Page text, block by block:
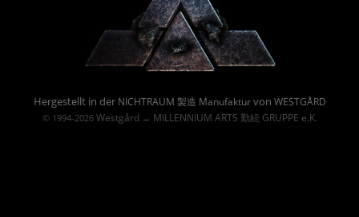
Hergestellt in der NICHTRAUM 製造 Manufakturvon WESTGÅRD
© 1994-2026 Westgård→ MILLENNIUM ARTS 勤続 GRUPPE e.K.
Powered By :